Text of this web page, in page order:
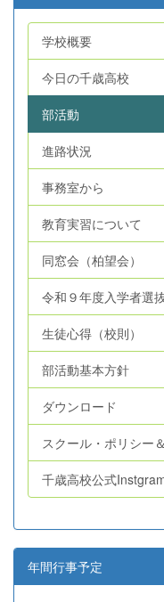
学校概要
今日の千歳高校
部活動
進路状況
事務室から
教育実習について
同窓会（柏望会）
令和９年度入学者選
生徒心得（校則）
部活動基本方針
ダウンロード
スクール・ポリシー
千歳高校公式
年間行事予定